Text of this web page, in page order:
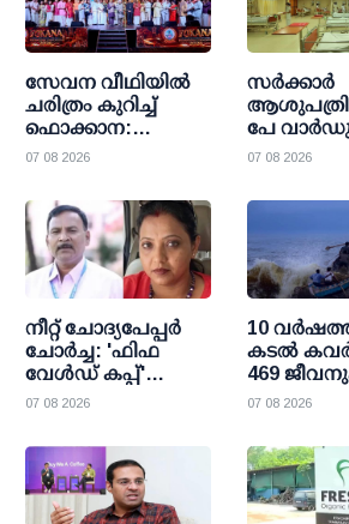
സേവന വീഥിയില്‍
ചരിത്രം കുറിച്ച്
ഫൊക്കാന:
കല്‍ഹാരിയില്‍
പുതിയ പ്രഭാതം
07 08 2026
സര്‍ക്കാര്‍
പേ
ഇനി
ഒഴിവാക്കി
07 08 2026
നീറ്റ് ചോദ്യപേപ്പര്‍
ചോര്‍ച്ച: 'ഫിഫ
വേള്‍ഡ് കപ്പ്'
വാട്സാപ്പ് ഗ്രൂപ്പ്
ഞെട്ടിക്കുന്ന
വിവരങ്ങള്‍
പുറത്തുവിട്ട്
സി.ബി.ഐ
07 08 2026
10
കടല്‍
469
47000
മറൈന്‍
07 08 2026